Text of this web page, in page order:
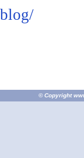
© Copyright